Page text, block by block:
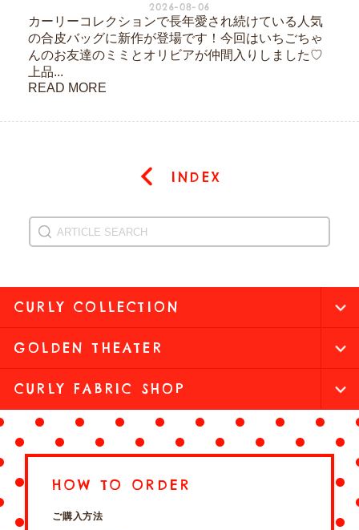
2026-08-06
カーリーコレクションで長年愛され続けている人気
の合皮バッグに新作が登場です！今回はいちごちゃ
んのお友達のミミとオリビアが仲間入りしました♡
上品...
READ MORE
INDEX
CURLY COLLECTION
GOLDEN THEATER
CURLY FABRIC SHOP
HOW TO ORDER
ご購入方法